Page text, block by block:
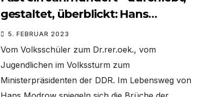
gestaltet, überblickt: Hans
Modrow
5. FEBRUAR 2023
Vom Volksschüler zum Dr.rer.oek., vom
Jugendlichen im Volkssturm zum
Ministerpräsidenten der DDR. Im Lebensweg von